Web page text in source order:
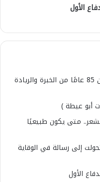
الأول
مجموعة شركات ملجراميكال.. أكثر من 85 عامًا من الخبرة والريادة
أبو عيطة )
متى يكون طبيعيًا
من الطب تحولت إلى رسالة في الوقاية
الأول